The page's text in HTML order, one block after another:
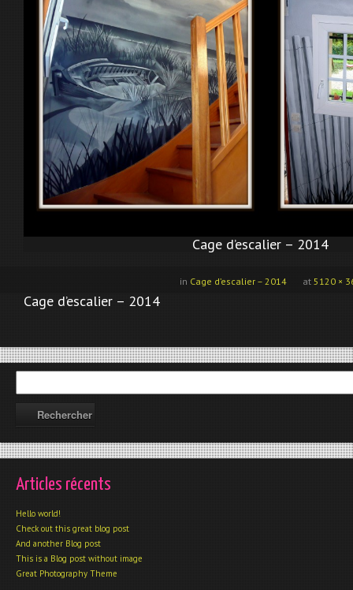
Cage d’escalier – 2014
at 5120 ×
in Cage d’escalier – 2014
Cage d’escalier – 2014
Articles récents
Hello world!
Check out this great blog post
And another Blog post
This is a Blog post without image
Great Photography Theme